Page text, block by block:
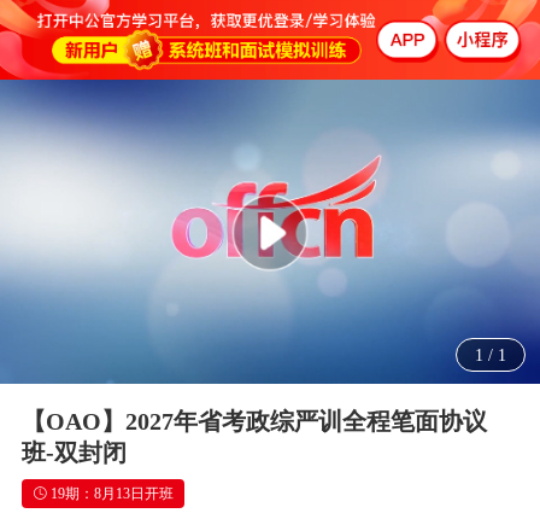
1 / 1
【OAO】2027年省考政综严训全程笔面协议
班-双封闭
19期：8月13日开班